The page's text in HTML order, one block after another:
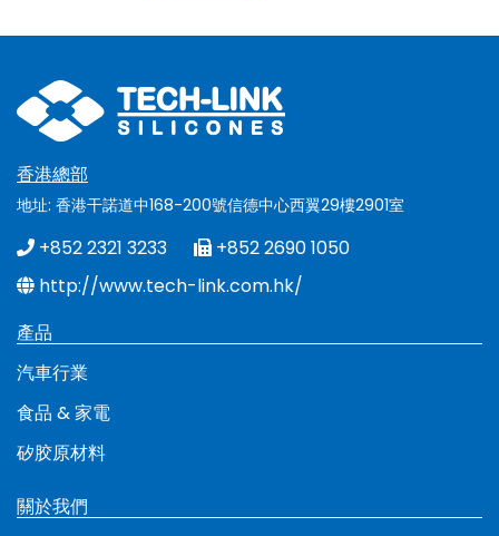
香港總部
地址: 香港干諾道中168-200號信德中心西翼29樓2901室
+852 2321 3233
+852 2690 1050
http://www.tech-link.com.hk/
產品
汽車行業
食品 & 家電
矽胶原材料
關於我們